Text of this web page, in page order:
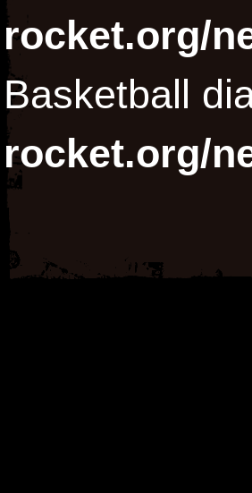
rocket.org/
Basketball
rocket.org/